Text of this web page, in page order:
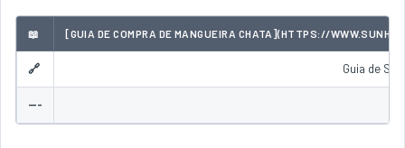
📖 [GUIA DE COMPRA DE MANGUEIRA CHATA](HTTPS://
🔗 Guia de
---